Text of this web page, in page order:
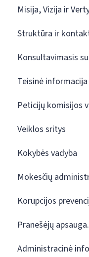
Misija, Vizija ir
Struktūra ir
Konsultavimasis
Teisinė informacija
Peticijų komisijos
Veiklos sritys
Kokybės vadyba
Mokesčių
Korupcijos
Pranešėjų
Administracinė